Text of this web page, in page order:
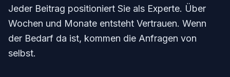
Jeder Beitrag positioniert Sie als Experte. Über
Wochen und Monate entsteht Vertrauen. Wenn
der Bedarf da ist, kommen die Anfragen von
selbst.